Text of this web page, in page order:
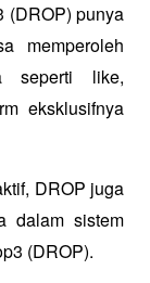
(DROP) punya
memperoleh
seperti like,
eksklusifnya
DROP juga
dalam sistem
(DROP).